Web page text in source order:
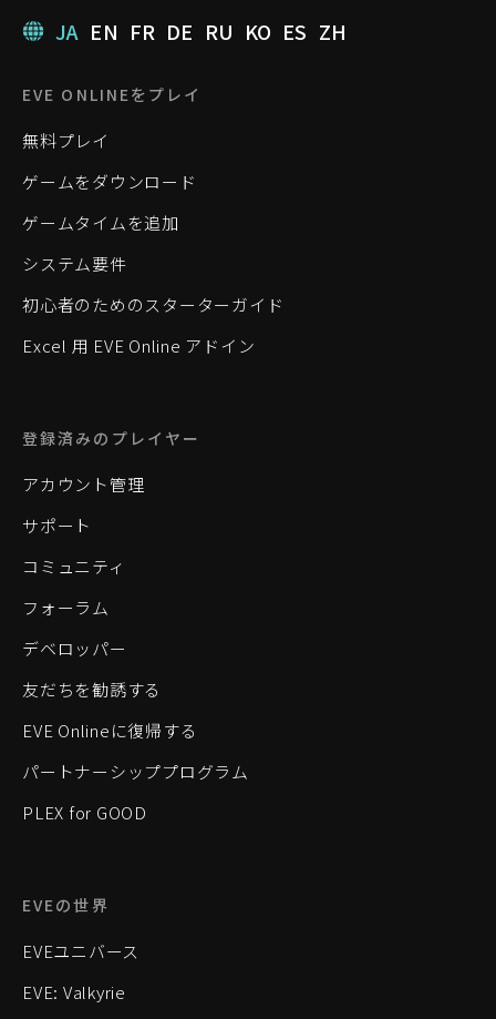
JA EN FR DE RU KO ES ZH
EVE ONLINEをプレイ
無料プレイ
ゲームをダウンロード
ゲームタイムを追加
システム要件
初心者のためのスターターガイド
Excel 用 EVE Online アドイン
登録済みのプレイヤー
アカウント管理
サポート
コミュニティ
フォーラム
デベロッパー
友だちを勧誘する
EVE Onlineに復帰する
パートナーシッププログラム
PLEX for GOOD
EVEの世界
EVEユニバース
EVE: Valkyrie